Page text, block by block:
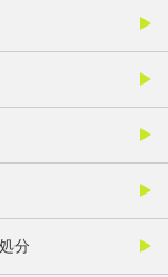
分